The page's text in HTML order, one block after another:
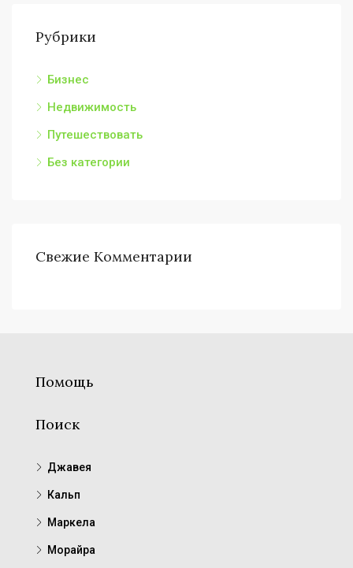
Рубрики
Бизнес
Недвижимость
Путешествовать
Без категории
Свежие Комментарии
Помощь
Поиск
Джавея
Кальп
Маркела
Морайра